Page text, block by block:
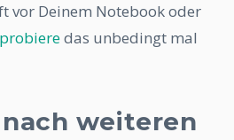
vor Deinem Notebook oder
probieredas unbedingt mal
weiteren